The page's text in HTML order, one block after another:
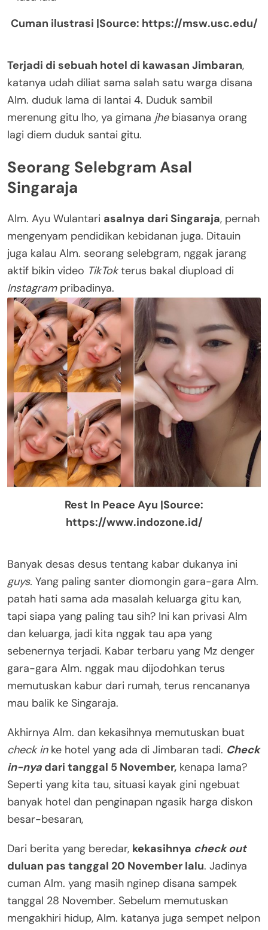
Cuman ilustrasi |Source: https://msw.usc.edu/
Terjadi di sebuah hotel di kawasan Jimbaran,
katanya udah diliat sama salah satu warga disana
Alm. duduk lama di lantai 4. Duduk sambil
merenung gitu lho, ya gimana jhebiasanya orang
lagi diem duduk santai gitu.
Seorang Selebgram Asal
Singaraja
Alm. Ayu Wulantari asalnya dari Singaraja, pernah
mengenyam pendidikan kebidanan juga. Ditauin
juga kalau Alm. seorang selebgram, nggak jarang
aktif bikin video TikTokterus bakal diupload di
Instagrampribadinya.
Rest In Peace Ayu |Source:
https://www.indozone.id/
Banyak desas desus tentang kabar dukanya ini
guys. Yang paling santer diomongin gara-gara Alm.
patah hati sama ada masalah keluarga gitu kan,
tapi siapa yang paling tau sih? Ini kan privasi Alm
dan keluarga, jadi kita nggak tau apa yang
sebenernya terjadi. Kabar terbaru yang Mz denger
gara-gara Alm. nggak mau dijodohkan terus
memutuskan kabur dari rumah, terus rencananya
mau balik ke Singaraja.
Akhirnya Alm. dan kekasihnya memutuskan buat
check inke hotel yang ada di Jimbaran tadi. Check
in-nya dari tanggal 5 November, kenapa lama?
Seperti yang kita tau, situasi kayak gini ngebuat
banyak hotel dan penginapan ngasik harga diskon
besar-besaran,
Dari berita yang beredar, kekasihnya check out
duluan pas tanggal 20 November lalu. Jadinya
cuman Alm. yang masih nginep disana sampek
tanggal 28 November. Sebelum memutuskan
mengakhiri hidup, Alm. katanya juga sempet nelpon